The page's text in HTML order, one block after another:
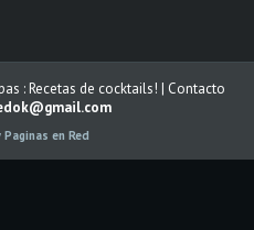
: Recetas de cocktails! | Contacto
Paginas en Red